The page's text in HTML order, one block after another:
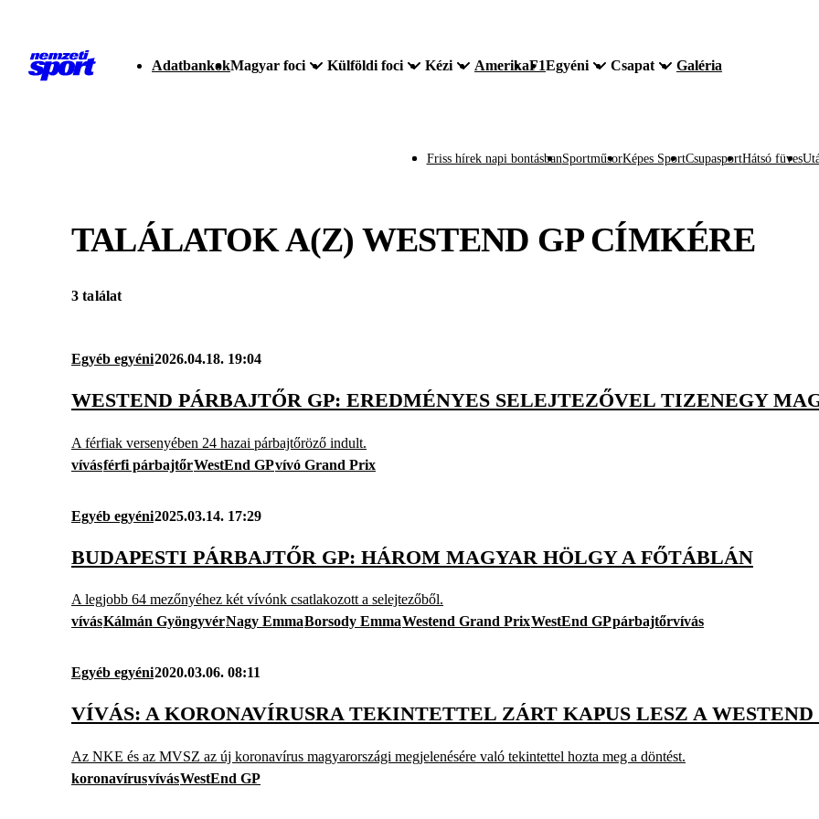
AdatbankokMagyar foci Külföldi foci Kézi AmerikaF1Egyéni Csapat Galéria
Friss hírek napi bontásbanSportműsorKépes SportCsupasportHátsó füves
TALÁLATOK A(Z) WESTEND GPCÍMKÉRE
3 találat
Egyéb egyéni2026.04.18. 19:04
WESTEND PÁRBAJTŐR GP: EREDMÉNYES SELEJTEZŐVEL TIZENEGY
A férfiak versenyében 24 hazai párbajtőröző indult.
vívásférfi párbajtőrWestEnd GPvívó Grand Prix
Egyéb egyéni2025.03.14. 17:29
BUDAPESTI PÁRBAJTŐR GP: HÁROM MAGYAR HÖLGY A FŐTÁBLÁN
A legjobb 64 mezőnyéhez két vívónk csatlakozott a selejtezőből.
vívásKálmán GyöngyvérNagy EmmaBorsody EmmaWestend Grand PrixWestEnd GPpárbajtőrvívás
Egyéb egyéni2020.03.06. 08:11
VÍVÁS: A KORONAVÍRUSRA TEKINTETTEL ZÁRT KAPUS LESZ A WESTEND
Az NKE és az MVSZ az új koronavírus magyarországi megjelenésére való tekintettel hozta meg a döntést.
koronavírusvívásWestEnd GP